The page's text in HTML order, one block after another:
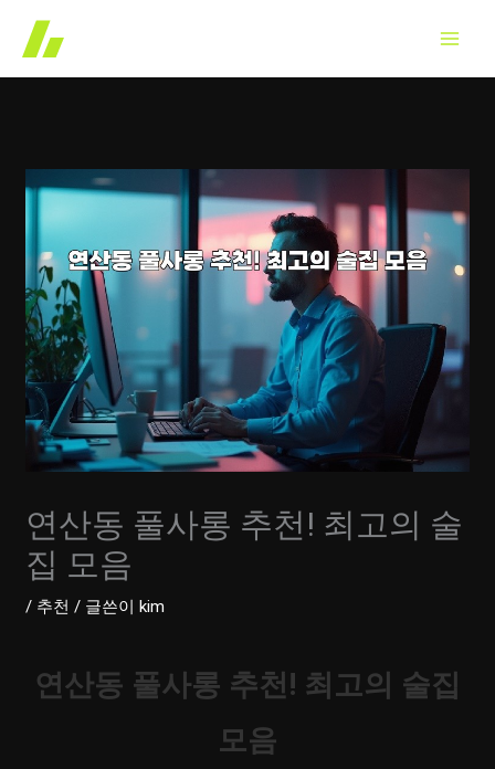
츠
연산동 풀사롱 추천! 최고의 술
집 모음
/ 추천 / 글쓴이kim
연산동 풀사롱 추천! 최고의 술집
모음